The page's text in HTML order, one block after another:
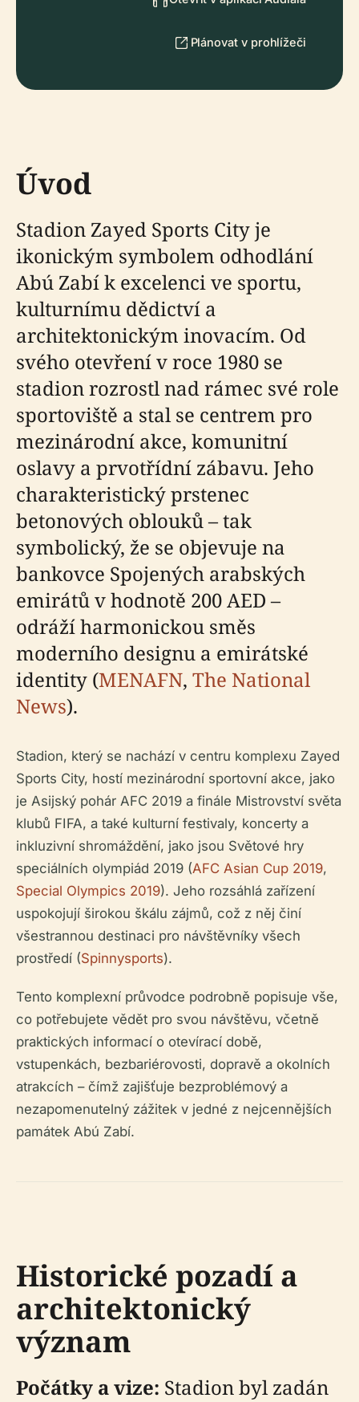
Plánovat v prohlížeči
Úvod
Stadion Zayed Sports City je
ikonickým symbolem odhodlání
Abú Zabí k excelenci ve sportu,
kulturnímu dědictví a
architektonickým inovacím. Od
svého otevření v roce 1980 se
stadion rozrostl nad rámec své role
sportoviště a stal se centrem pro
mezinárodní akce, komunitní
oslavy a prvotřídní zábavu. Jeho
charakteristický prstenec
betonových oblouků – tak
symbolický, že se objevuje na
bankovce Spojených arabských
emirátů v hodnotě 200 AED –
odráží harmonickou směs
moderního designu a emirátské
identity (MENAFN, The National
News).
Stadion, který se nachází v centru komplexu Zayed
Sports City, hostí mezinárodní sportovní akce, jako
je Asijský pohár AFC 2019 a finále Mistrovství světa
klubů FIFA, a také kulturní festivaly, koncerty a
inkluzivní shromáždění, jako jsou Světové hry
speciálních olympiád 2019 (AFC Asian Cup 2019,
Special Olympics 2019). Jeho rozsáhlá zařízení
uspokojují širokou škálu zájmů, což z něj činí
všestrannou destinaci pro návštěvníky všech
prostředí (Spinnysports).
Tento komplexní průvodce podrobně popisuje vše,
co potřebujete vědět pro svou návštěvu, včetně
praktických informací o otevírací době,
vstupenkách, bezbariérovosti, dopravě a okolních
atrakcích – čímž zajišťuje bezproblémový a
nezapomenutelný zážitek v jedné z nejcennějších
památek Abú Zabí.
Historické pozadí a
architektonický
význam
Počátky a vize: Stadion byl zadán